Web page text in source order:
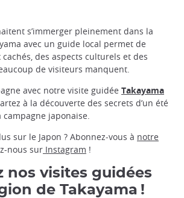
s’immerger pleinement dans la
avec un guide local permet de
des aspects culturels et des
de visiteurs manquent.
avec notre visite guidée Takayama
à la découverte des secrets d’un été
japonaise.
sur le Japon ? Abonnez‑vous à notre
nous sur Instagram !
nos visites guidées
de Takayama !